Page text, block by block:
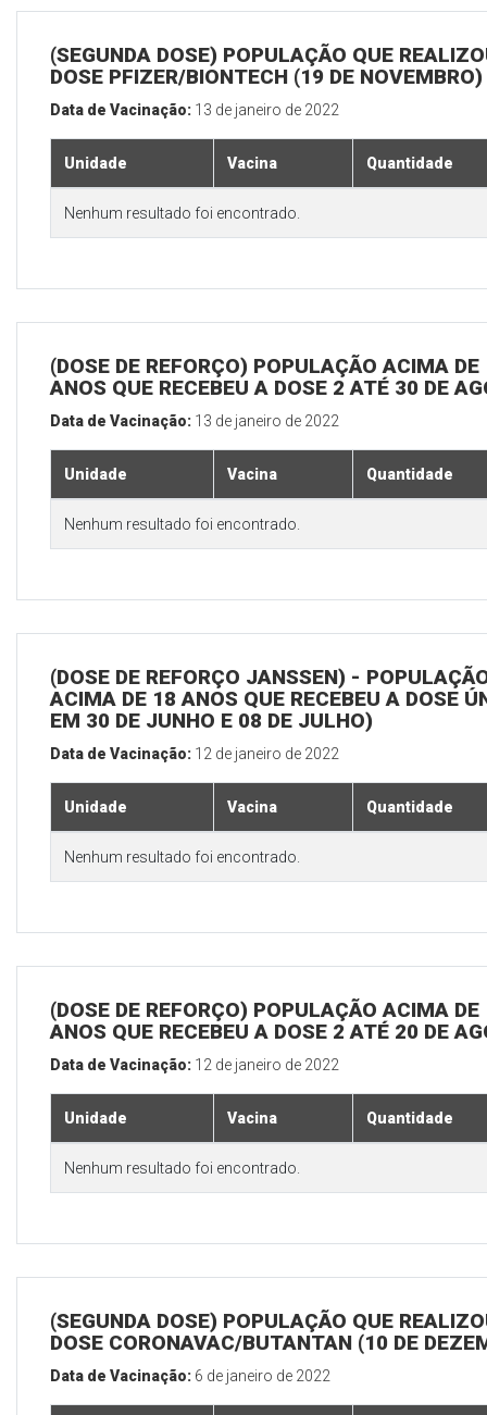
(SEGUNDA DOSE) POPULAÇÃO QUE
DOSE PFIZER/BIONTECH (19 DE NOVEMBRO)
Data de Vacinação: 13 de janeiro de 2022
Unidade Vacina Quantidade
Nenhum resultado foi encontrado.
(DOSE DE REFORÇO) POPULAÇÃO ACIMA DE
ANOS QUE RECEBEU A DOSE 2 ATÉ 30 DE
Data de Vacinação: 13 de janeiro de 2022
Unidade Vacina Quantidade
Nenhum resultado foi encontrado.
(DOSE DE REFORÇO JANSSEN) -
ACIMA DE 18 ANOS QUE RECEBEU A DOSE
EM 30 DE JUNHO E 08 DE JULHO)
Data de Vacinação: 12 de janeiro de 2022
Unidade Vacina Quantidade
Nenhum resultado foi encontrado.
(DOSE DE REFORÇO) POPULAÇÃO ACIMA DE
ANOS QUE RECEBEU A DOSE 2 ATÉ 20 DE
Data de Vacinação: 12 de janeiro de 2022
Unidade Vacina Quantidade
Nenhum resultado foi encontrado.
(SEGUNDA DOSE) POPULAÇÃO QUE
DOSE CORONAVAC/BUTANTAN (10 DE
Data de Vacinação: 6 de janeiro de 2022